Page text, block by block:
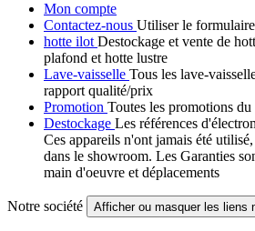
Mon compte
Contactez-nous Utiliser le
hotte ilot Destockage et vente de
plafond et hotte lustre
Lave-vaisselle Tous les lave-
rapport qualité/prix
Promotion Toutes les promotions du
Destockage Les références
Ces appareils n'ont jamais été
dans le showroom. Les Garanties
main d'oeuvre et déplacements
Notre société Afficher ou masquer les liens